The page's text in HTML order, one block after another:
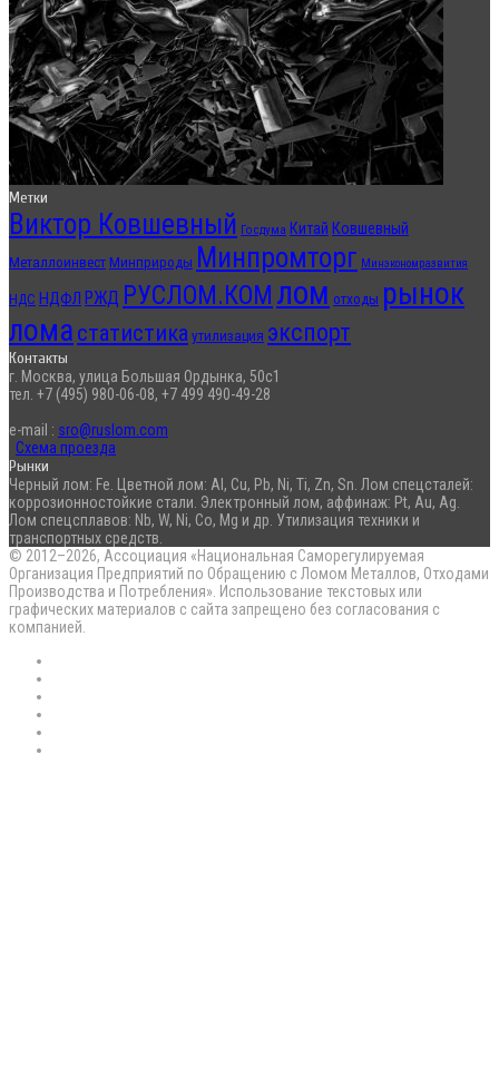
Метки
Виктор Ковшевный Госдума Китай Ковшевный
Металлоинвест Минприроды Минпромторг Минэкономразвития
НДС НДФЛ РЖД РУСЛОМ.КОМ лом отходы рынок
лома статистика утилизация экспорт
Контакты
г. Москва, улица Большая Ордынка, 50с1
тел. +7 (495) 980-06-08, +7 499 490-49-28
e-mail : sro@ruslom.com
Схема проезда
Рынки
Черный лом: Fe. Цветной лом: Al, Cu, Pb, Ni, Ti, Zn, Sn. Лом спецсталей:
коррозионностойкие стали. Электронный лом, аффинаж: Pt, Au, Ag.
Лом спецсплавов: Nb, W, Ni, Co, Mg и др. Утилизация техники и
транспортных средств.
© 2012–2026, Ассоциация «Национальная Саморегулируемая
Организация Предприятий по Обращению с Ломом Металлов, Отходами
Производства и Потребления». Использование текстовых или
графических материалов с сайта запрещено без согласования с
компанией.